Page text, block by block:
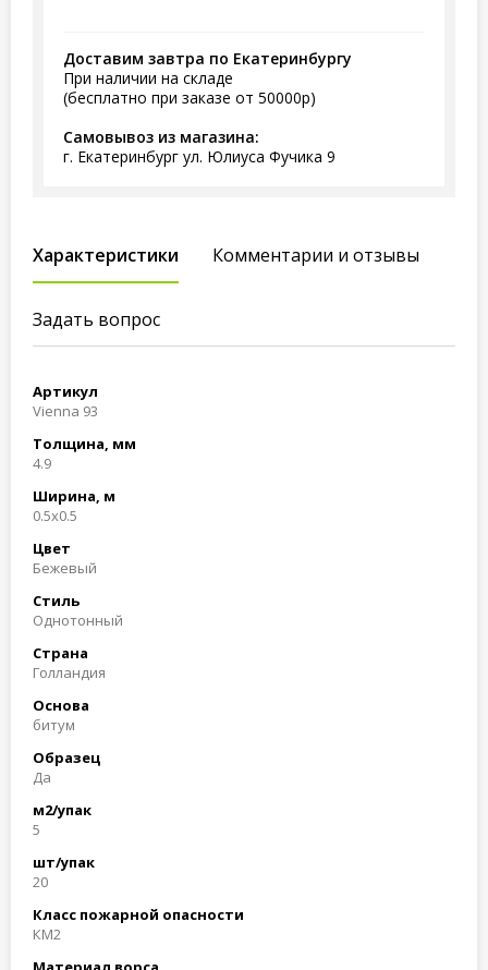
Доставим завтра по Екатеринбургу
При наличии на складе
(бесплатно при заказе от 50000р)
Самовывоз из магазина:
г. Екатеринбург ул. Юлиуса Фучика 9
Характеристики Комментарии и отзывы
Задать вопрос
Артикул
Vienna 93
Толщина, мм
4.9
Ширина, м
0.5x0.5
Цвет
Бежевый
Стиль
Однотонный
Страна
Голландия
Основа
битум
Образец
Да
м2/упак
5
шт/упак
20
Класс пожарной опасности
КМ2